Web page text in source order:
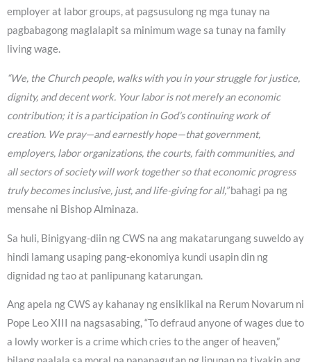
employer at labor groups, at pagsusulong ng mga tunay na
pagbabagong maglalapit sa minimum wage sa tunay na family
living wage.
“We, the Church people, walks with you in your struggle for justice,
dignity, and decent work. Your labor is not merely an economic
contribution; it is a participation in God’s continuing work of
creation. We pray—and earnestly hope—that government,
employers, labor organizations, the courts, faith communities, and
all sectors of society will work together so that economic progress
truly becomes inclusive, just, and life-giving for all,”bahagi pa ng
mensahe ni Bishop Alminaza.
Sa huli, Binigyang-diin ng CWS na ang makatarungang suweldo ay
hindi lamang usaping pang-ekonomiya kundi usapin din ng
dignidad ng tao at panlipunang katarungan.
Ang apela ng CWS ay kahanay ng ensiklikal na Rerum Novarum ni
Pope Leo XIII na nagsasabing, “To defraud anyone of wages due to
a lowly worker is a crime which cries to the anger of heaven,”